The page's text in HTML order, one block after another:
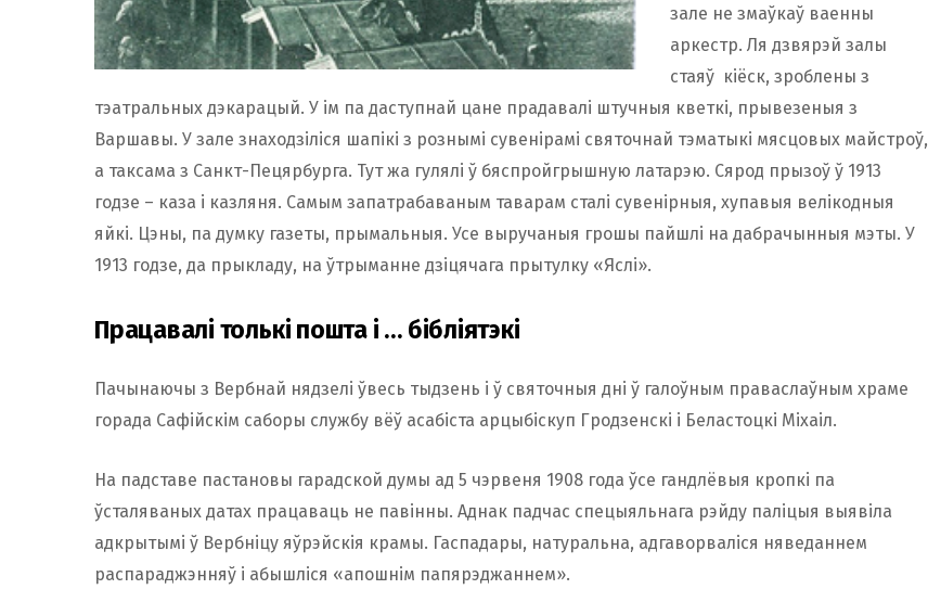
зале не змаўкаў ваенны
аркестр. Ля дзвярэй залы
стаяў кіёск, зроблены з
тэатральных дэкарацый. У ім па даступнай цане прадавалі штучныя кветкі, прывезеныя з
Варшавы. У зале знаходзіліся шапікі з рознымі сувенірамі святочнай тэматыкі мясцовых майстроў,
а таксама з Санкт-Пецярбурга. Тут жа гулялі ў бяспройгрышную латарэю. Сярод прызоў ў 1913
годзе – каза і казляня. Самым запатрабаваным таварам сталі сувенірныя, хупавыя велікодныя
яйкі. Цэны, па думку газеты, прымальныя. Усе выручаныя грошы пайшлі на дабрачынныя мэты. У
1913 годзе, да прыкладу, на ўтрыманне дзіцячага прытулку «Яслі».
Працавалі толькі пошта і … бібліятэкі
Пачынаючы з Вербнай нядзелі ўвесь тыдзень і ў святочныя дні ў галоўным праваслаўным храме
горада Сафійскім саборы службу вёў асабіста арцыбіскуп Гродзенскі і Беластоцкі Міхаіл.
На падставе пастановы гарадской думы ад 5 чэрвеня 1908 года ўсе гандлёвыя кропкі па
ўсталяваных датах працаваць не павінны. Аднак падчас спецыяльнага рэйду паліцыя выявіла
адкрытымі ў Вербніцу яўрэйскія крамы. Гаспадары, натуральна, адгаворваліся няведаннем
распараджэнняў і абышліся «апошнім папярэджаннем».